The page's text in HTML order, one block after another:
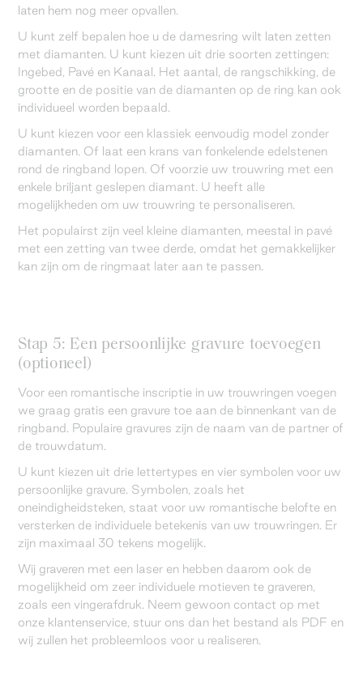
laten hem nog meer opvallen.
U kunt zelf bepalen hoe u de damesring wilt laten zetten
met diamanten. U kunt kiezen uit drie soorten zettingen:
Ingebed, Pavé en Kanaal. Het aantal, de rangschikking, de
grootte en de positie van de diamanten op de ring kan ook
individueel worden bepaald.
U kunt kiezen voor een klassiek eenvoudig model zonder
diamanten. Of laat een krans van fonkelende edelstenen
rond de ringband lopen. Of voorzie uw trouwring met een
enkele briljant geslepen diamant. U heeft alle
mogelijkheden om uw trouwring te personaliseren.
Het populairst zijn veel kleine diamanten, meestal in pavé
met een zetting van twee derde, omdat het gemakkelijker
kan zijn om de ringmaat later aan te passen.
Stap 5: Een persoonlijke gravure toevoegen
(optioneel)
Voor een romantische inscriptie in uw trouwringen voegen
we graag gratis een gravure toe aan de binnenkant van de
ringband. Populaire gravures zijn de naam van de partner of
de trouwdatum.
U kunt kiezen uit drie lettertypes en vier symbolen voor uw
persoonlijke gravure. Symbolen, zoals het
oneindigheidsteken, staat voor uw romantische belofte en
versterken de individuele betekenis van uw trouwringen. Er
zijn maximaal 30 tekens mogelijk.
Wij graveren met een laser en hebben daarom ook de
mogelijkheid om zeer individuele motieven te graveren,
zoals een vingerafdruk. Neem gewoon contact op met
onze klantenservice, stuur ons dan het bestand als PDF en
wij zullen het probleemloos voor u realiseren.